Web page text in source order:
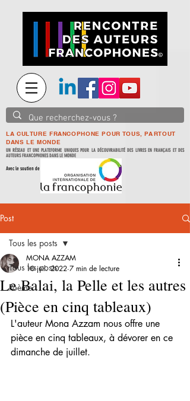
LA CULTURE FRANCOPHONE POUR TOUS, PARTOUT
DANS LE MONDE
UN RÉSEAU ET UNE PLATEFORME UNIQUES POUR LA DÉCOUVRABILITÉ DES LIVRES EN FRANÇAIS ET DES
AUTEURS FRANCOPHONES DANS LE MONDE
Avec le soutien de
Post
Tous les posts
Poème
Tous les posts
Le Balai, la Pelle et les autres
(Pièce en cinq tableaux)
MONA AZZAM
10 juil. 2022 7 min de lecture
L'auteur Mona Azzam nous offre une
pièce en cinq tableaux, à dévorer en ce
dimanche de juillet.